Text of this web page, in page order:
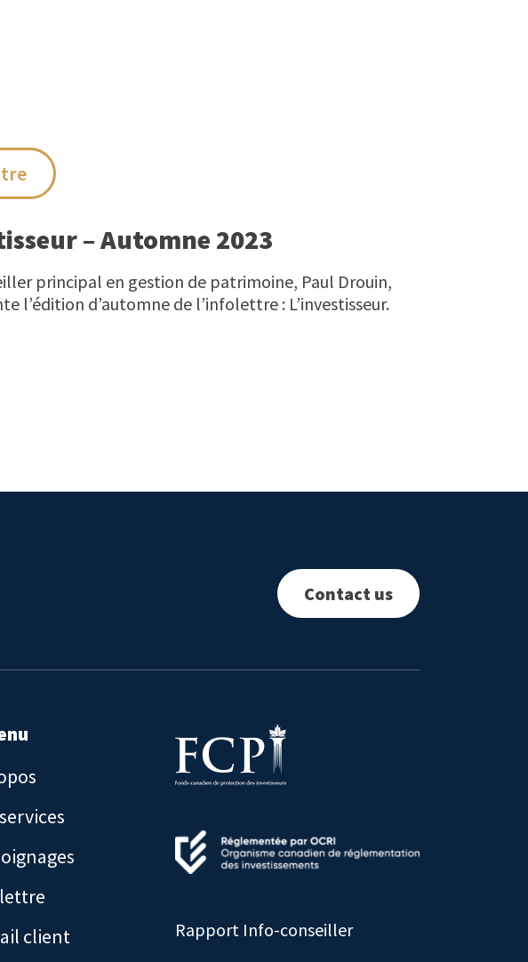
– Automne 2023
principal en gestion de patrimoine, Paul Drouin,
l’édition d’automne de l’infolettre : L’investisseur.
Contact us
client
Rapport Info-conseiller